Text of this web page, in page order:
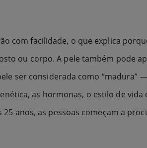
com facilidade, o que explica
ou corpo. A pele também pode
ser considerada como “madura”
as hormonas, o estilo de vida
anos, as pessoas começam a